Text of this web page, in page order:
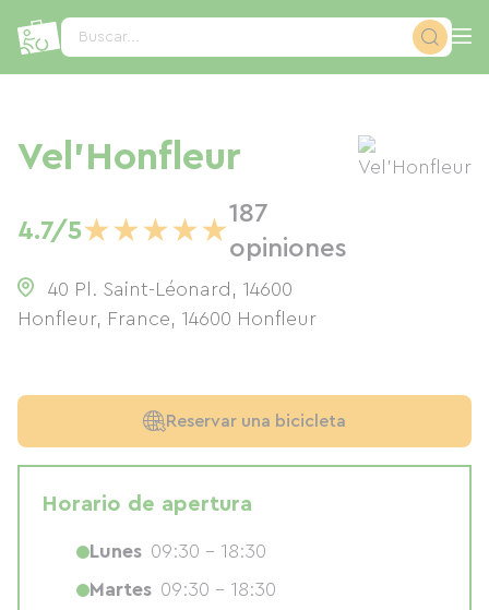
Buscar...
Vel'Honfleur
4.7/5★★★★★
187
opiniones
40 Pl. Saint-Léonard, 14600
Honfleur, France, 14600 Honfleur
Reservar una bicicleta
Horario de apertura
Lunes 09:30 - 18:30
Martes 09:30 - 18:30
Panel de gestión de cookies